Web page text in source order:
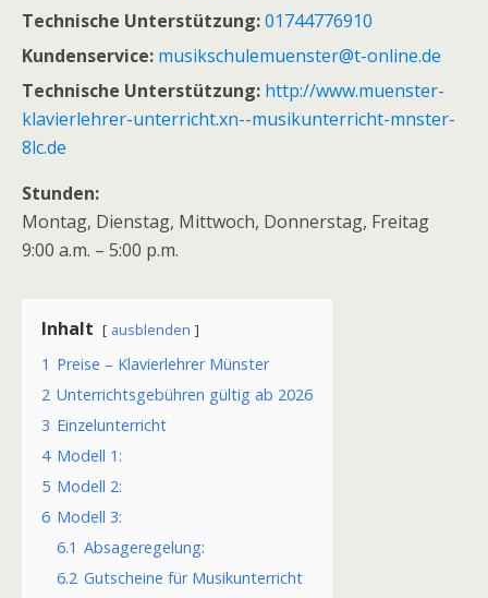
Technische Unterstützung:01744776910
Kundenservice: musikschulemuenster@t-online.de
Technische Unterstützung: http://www.muenster-
klavierlehrer-unterricht.xn--musikunterricht-mnster-
8lc.de
Stunden:
Montag, Dienstag, Mittwoch, Donnerstag, Freitag
9:00 a.m. – 5:00 p.m.
Inhalt ausblenden
1 Preise – Klavierlehrer Münster
2 Unterrichtsgebühren gültig ab 2026
3 Einzelunterricht
4 Modell 1:
5 Modell 2:
6 Modell 3:
6.1 Absageregelung:
6.2 Gutscheine für Musikunterricht